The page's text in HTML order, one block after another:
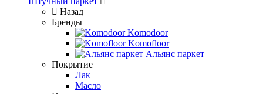
Назад
Бренды
Komodoor
Komofloor
Альянс паркет
Покрытие
Лак
Масло